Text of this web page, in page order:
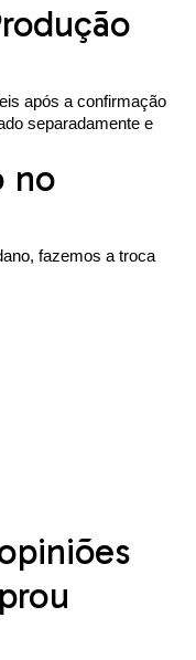
após a confirmação
separadamente e
no
fazemos a troca